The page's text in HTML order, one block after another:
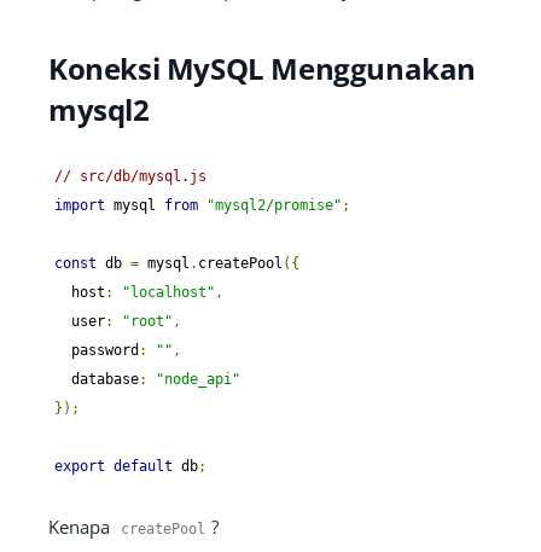
Koneksi MySQL Menggunakan
mysql2
// src/db/mysql.js
import mysql from "mysql2/promise" ;
const db = mysql . createPool ({
  host
: "localhost" ,
  user
: "root" ,
  password
: "" ,
  database
:
"node_api"
});
export default db;
Kenapa createPool ?